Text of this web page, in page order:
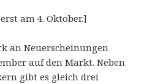
am 4. Oktober.]
an Neuerscheinungen
auf den Markt. Neben
gibt es gleich drei